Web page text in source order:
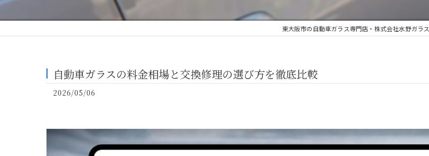
東大阪市の自動車ガラス専門店・株式会社水野ガラス
自動車ガラスの料金相場と交換修理の選び方を徹底比較
2026/05/06